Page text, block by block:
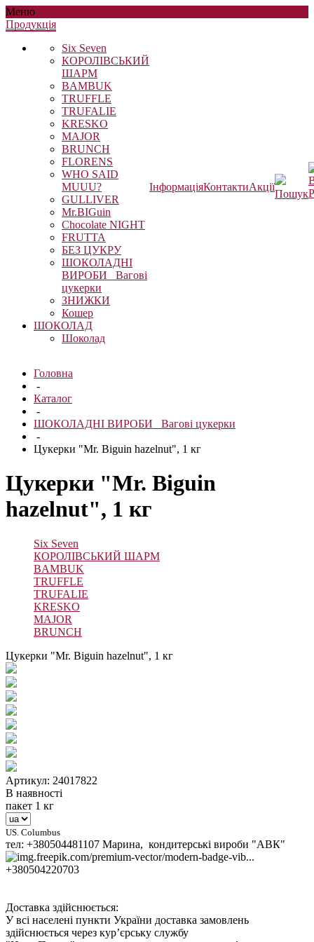
Меню
Продукцiя
Six Seven
КОРОЛІВСЬКИЙ
ШАРМ
BAMBUK
TRUFFLE
TRUFALIE
KRESKO
MAJOR
BRUNCH
FLORENS
WHO SAID
MUUU?
GULLIVER
Mr.BIGuin
Chocolate NIGHT
FRUTTA
БЕЗ ЦУКРУ
ШОКОЛАДНІ
ВИРОБИ_ Вагові
цукерки
ЗНИЖКИ
Кошер
ШОКОЛАД
Шоколад
ІнформаціяКонтактиАкції
Пошук
Головна
-
Каталог
-
ШОКОЛАДНІ ВИРОБИ_ Вагові цукерки
-
Цукерки "Mr. Biguin hazelnut", 1 кг
Цукерки "Mr. Biguin
hazelnut", 1 кг
Six Seven
КОРОЛІВСЬКИЙ ШАРМ
BAMBUK
TRUFFLE
TRUFALIE
KRESKO
MAJOR
BRUNCH
Цукерки "Mr. Biguin hazelnut", 1 кг
Артикул: 24017822
В наявності
пакет 1 кг
US. Columbus
тел: +380504481107 Марина, кондитерські вироби "АВК"
+380504220703
Доставка здійснюється:
У всі населені пункти України доставка замовлень
здійснюється через кур’єрську службу